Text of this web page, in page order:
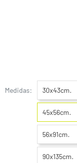
Medidas: 30x43cm.
45x56cm.
56x91cm.
90x135cm.